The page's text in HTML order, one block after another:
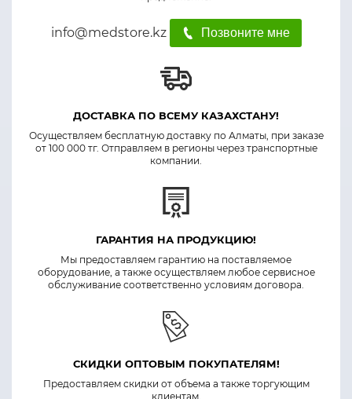
info@medstore.kz Позвоните мне
ДОСТАВКА ПО ВСЕМУ КАЗАХСТАНУ!
Осуществляем бесплатную доставку по Алматы, при заказе
от 100 000 тг. Отправляем в регионы через транспортные
компании.
ГАРАНТИЯ НА ПРОДУКЦИЮ!
Мы предоставляем гарантию на поставляемое
оборудование, а также осуществляем любое сервисное
обслуживание соответственно условиям договора.
СКИДКИ ОПТОВЫМ ПОКУПАТЕЛЯМ!
Предоставляем скидки от объема а также торгующим
клиентам.